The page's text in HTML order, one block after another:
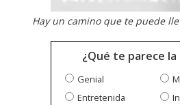
Hay un camino que te puede
¿Qué te parece la
Genial
Entretenida